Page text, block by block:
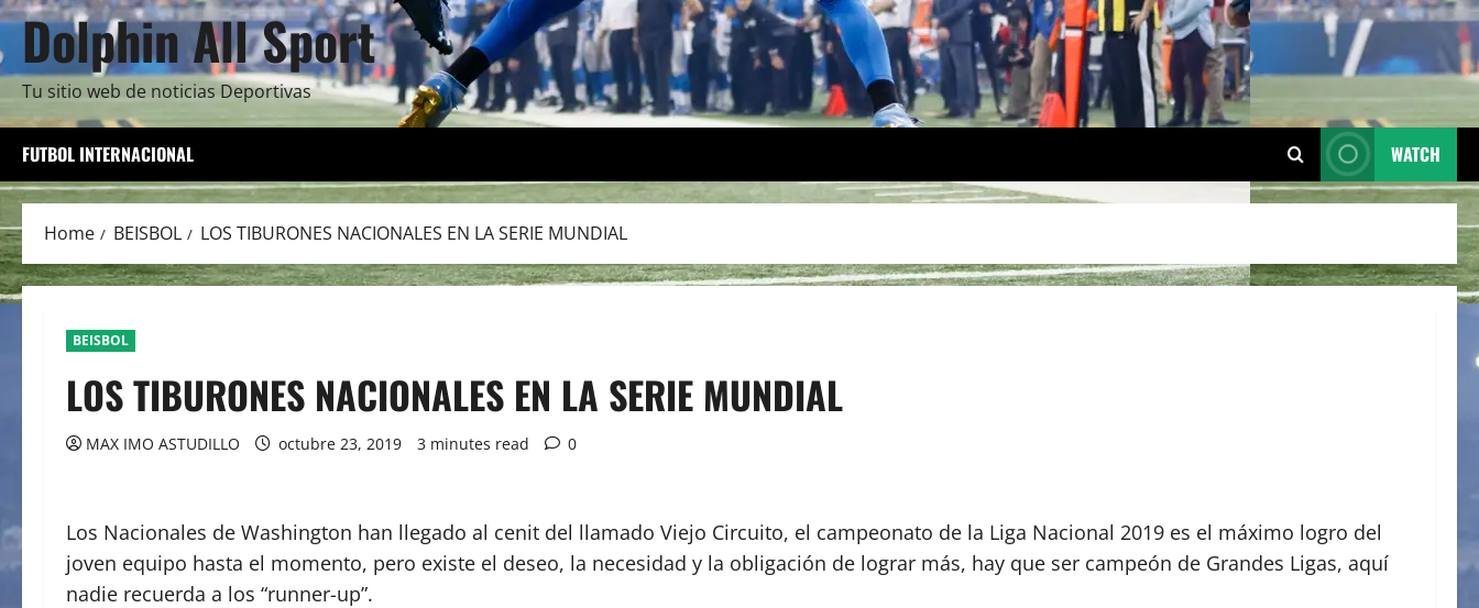
Dolphin All Sport
Tu sitio web de noticias Deportivas
FUTBOL INTERNACIONAL WATCH
Home BEISBOL LOS TIBURONES NACIONALES EN LA SERIE MUNDIAL
BEISBOL
LOS TIBURONES NACIONALES EN LA SERIE MUNDIAL
MAX IMO ASTUDILLO octubre 23, 2019 3 minutes read 0
Los Nacionales de Washington han llegado al cenit del llamado Viejo Circuito, el campeonato de la Liga Nacional 2019 es el máximo logro del
joven equipo hasta el momento, pero existe el deseo, la necesidad y la obligación de lograr más, hay que ser campeón de Grandes Ligas, aquí
nadie recuerda a los “runner-up”.